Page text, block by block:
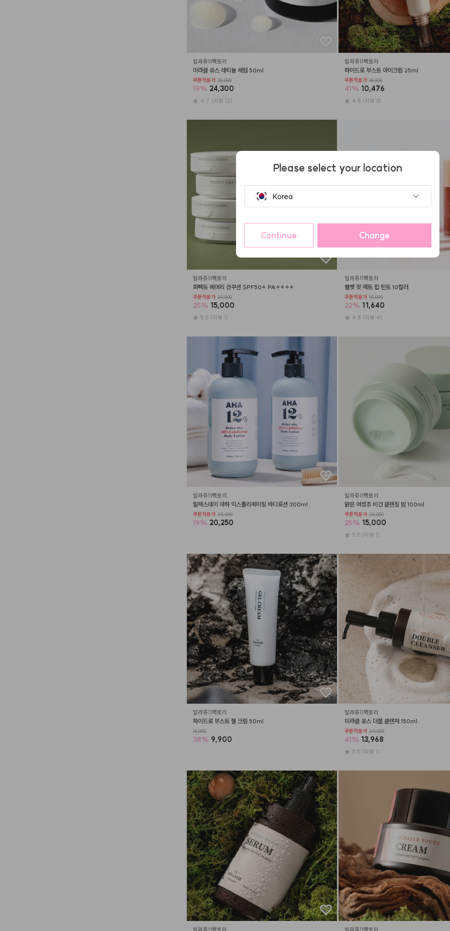
빌라쥬11팩토리
미라클 유스 레티놀 세럼 50ml
쿠폰적용가 30,000
19% 24,300
4.7 (리뷰 12)
빌라쥬11팩토리
하이드로 부스트 아이크림 25ml
쿠폰적용가 18,000
41% 10,476
4.8 (리뷰 8)
빌라쥬11팩토리
퍼펙트 에어리 선쿠션 SPF50+ PA++++
쿠폰적용가 20,000
25% 15,000
5.0 (리뷰 1)
빌라쥬11팩토리
벨벳 핏 매트 립 틴트 10컬러
쿠폰적용가 15,000
22% 11,640
4.8 (리뷰 4)
빌라쥬11팩토리
릴렉스데이 아하 익스폴리에이팅 바디로션 300ml
쿠폰적용가 25,000
19% 20,250
빌라쥬11팩토리
맑은 어성초 비건 클렌징 밤 100ml
쿠폰적용가 20,000
25% 15,000
5.0 (리뷰 1)
빌라쥬11팩토리
하이드로 부스트 젤 크림 50ml
16,000
38% 9,900
빌라쥬11팩토리
미라클 유스 더블 클렌저 150ml
쿠폰적용가 24,000
41% 13,968
5.0 (리뷰 1)
빌라쥬11팩토리 빌라쥬11팩토리
Please select your location
Korea
Continue Change